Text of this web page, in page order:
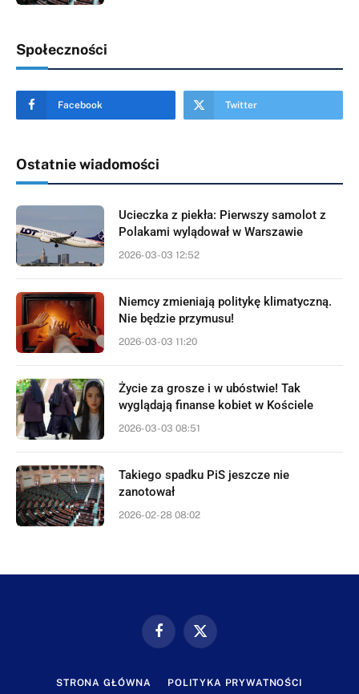
Społeczności
Facebook Twitter
Ostatnie wiadomości
Ucieczka z piekła: Pierwszy samolot z
Polakami wylądował w Warszawie
2026-03-03 12:52
Niemcy zmieniają politykę klimatyczną.
Nie będzie przymusu!
2026-03-03 11:20
Życie za grosze i w ubóstwie! Tak
wyglądają finanse kobiet w Kościele
2026-03-03 08:51
Takiego spadku PiS jeszcze nie
zanotował
2026-02-28 08:02
FacebookX
STRONA GŁÓWNA POLITYKA PRYWATNOŚCI